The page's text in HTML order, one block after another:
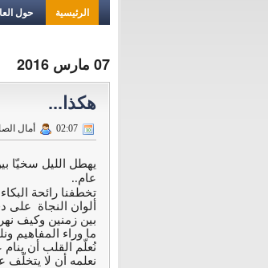
الرئيسية حول
07 مارس 2016
هكذا...
أمال
يهطل الليل سخيّا
عام..
تخطفنا رائحة
ألوان النجاة على
بين زمنين وكيف
ما وراء المفاهيم
نُعلّم القلب أن
نعلمه أن لا